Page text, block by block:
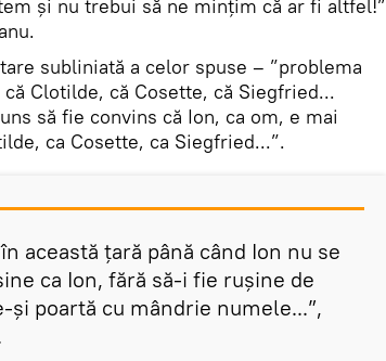
și nu trebui să ne mințim că ar fi altfel!”
subliniată a celor spuse – ”problema
Clotilde, că Cosette, că Siegfried...
să fie convins că Ion, ca om, e mai
ca Cosette, ca Siegfried...”.
această țară până când Ion nu se
ca Ion, fără să-i fie rușine de
și poartă cu mândrie numele...”,